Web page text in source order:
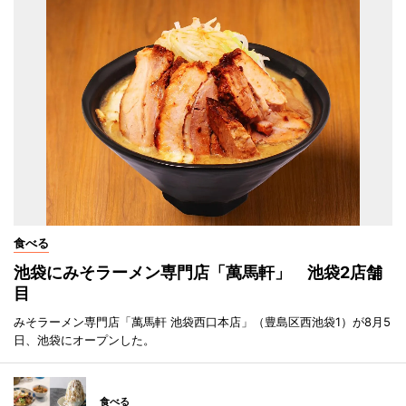
食べる
池袋にみそラーメン専門店「萬馬軒」 池袋2店舗
目
みそラーメン専門店「萬馬軒 池袋西口本店」（豊島区西池袋1）が8月5
日、池袋にオープンした。
食べる